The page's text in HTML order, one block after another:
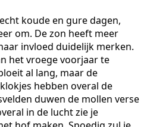
koude en gure dagen,
om. De zon heeft meer
invloed duidelijk merken.
het vroege voorjaar te
al lang, maar de
hebben overal de
duwen de mollen verse
in de lucht zie je